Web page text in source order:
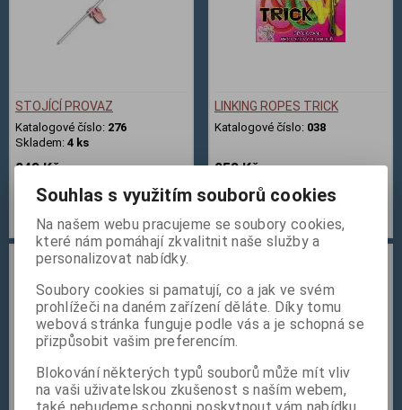
STOJÍCÍ PROVAZ
Katalogové číslo: 276
Skladem: 4 ks
248 Kč
LINKING ROPES TRICK
Katalogové číslo: 038
258 Kč
Souhlas s využitím souborů cookies
Na našem webu pracujeme se soubory cookies,
které nám pomáhají zkvalitnit naše služby a
personalizovat nabídky.
Soubory cookies si pamatují, co a jak ve svém
prohlížeči na daném zařízení děláte. Díky tomu
webová stránka funguje podle vás a je schopná se
přizpůsobit vašim preferencím.
Blokování některých typů souborů může mít vliv
na vaši uživatelskou zkušenost s naším webem,